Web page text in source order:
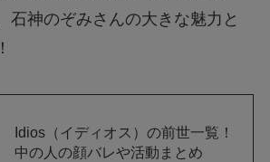
石神のぞみさんの大きな魅力と
Idios（イディオス）の前世一覧！
中の人の顔バレや活動まとめ